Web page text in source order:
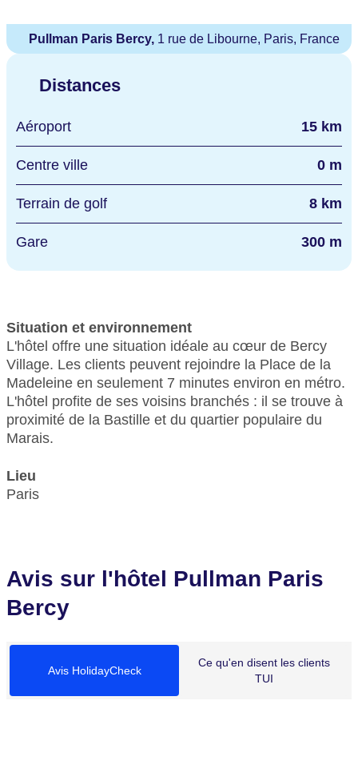
Pullman Paris Bercy, 1 rue de Libourne, Paris, France
Distances
Aéroport 15 km
Centre ville 0 m
Terrain de golf 8 km
Gare 300 m
Situation et environnement
L'hôtel offre une situation idéale au cœur de Bercy
Village. Les clients peuvent rejoindre la Place de la
Madeleine en seulement 7 minutes environ en métro.
L'hôtel profite de ses voisins branchés : il se trouve à
proximité de la Bastille et du quartier populaire du
Marais.
Lieu
Paris
Avis sur l'hôtel Pullman Paris
Bercy
Avis HolidayCheck
Ce qu'en disent les clients
TUI